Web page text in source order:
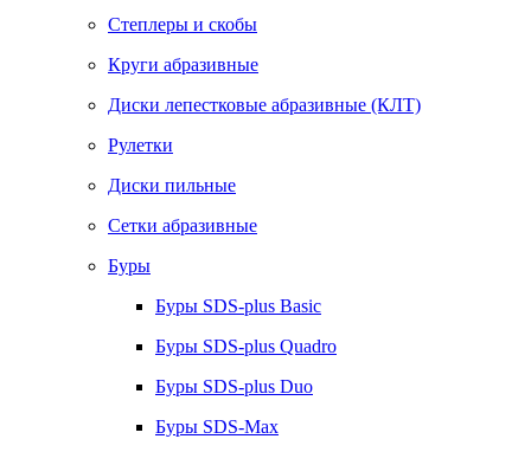
Степлеры и скобы
Круги абразивные
Диски лепестковые абразивные (КЛТ)
Рулетки
Диски пильные
Сетки абразивные
Буры
Буры SDS-plus Basic
Буры SDS-plus Quadro
Буры SDS-plus Duo
Буры SDS-Max